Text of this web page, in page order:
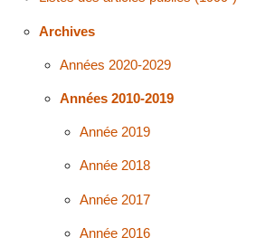
Archives
Années 2020-2029
Années 2010-2019
Année 2019
Année 2018
Année 2017
Année 2016